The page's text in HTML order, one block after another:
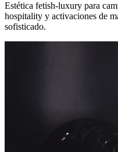
Estética fetish-luxury para
hospitality y activaciones de
sofisticado.